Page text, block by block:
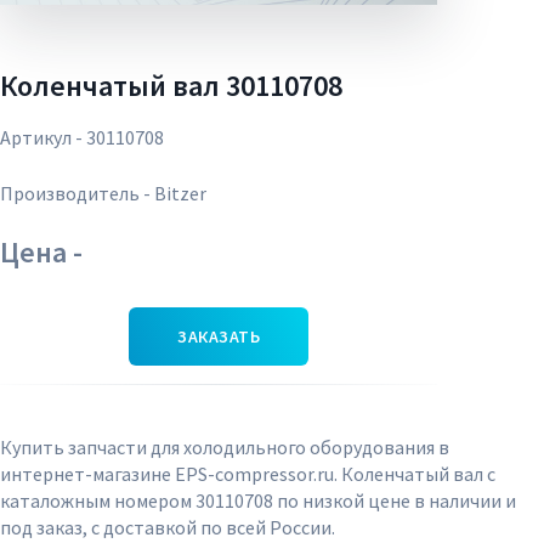
Коленчатый вал 30110708
Артикул - 30110708
Производитель - Bitzer
Цена -
ЗАКАЗАТЬ
Купить запчасти для холодильного оборудования в
интернет-магазине EPS-compressor.ru. Коленчатый вал с
каталожным номером 30110708 по низкой цене в наличии и
под заказ, с доставкой по всей России.